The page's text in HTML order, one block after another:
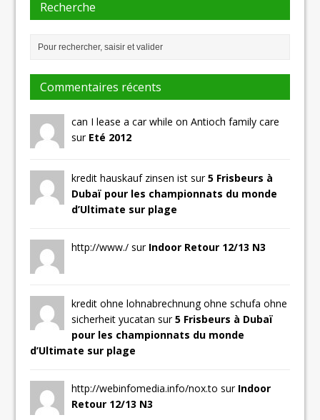
Recherche
Commentaires récents
can I lease a car while on Antioch family care
sur Eté 2012
kredit hauskauf zinsen ist sur5 Frisbeurs à
Dubaï pour les championnats du monde
d’Ultimate sur plage
http://www./ sur Indoor Retour 12/13 N3
kredit ohne lohnabrechnung ohne schufa ohne
sicherheit yucatan sur5 Frisbeurs à Dubaï
pour les championnats du monde
d’Ultimate sur plage
http://webinfomedia.info/nox.to sur Indoor
Retour 12/13 N3